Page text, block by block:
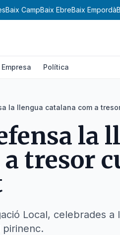
Baix CampBaix EbreBaix Empordà
Empresa Política
la llengua catalana com a
la
a tresor
Local, celebrades
pirinenc.